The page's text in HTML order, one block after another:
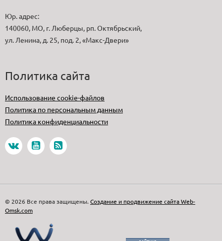
Юр. адрес:
140060, МО, г. Люберцы, рп. Октябрьский,
ул. Ленина, д. 25, под. 2, «Макс-Двери»
Политика сайта
Использование cookie-файлов
Политика по персональным данным
Политика конфиденциальности
© 2026 Все права защищены. Создание и продвижение сайта Web-
Omsk.com